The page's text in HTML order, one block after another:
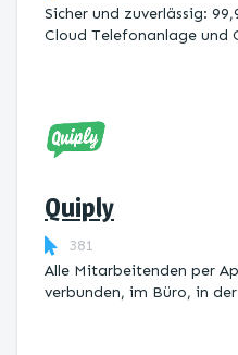
Sicher und zuverlässig:
Cloud Telefonanlage und
Quiply
381
Alle Mitarbeitenden per
verbunden, im Büro, in